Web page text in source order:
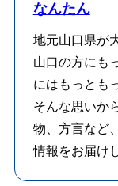
なんたん
地元山口県が
山口の方にも
にはもっとも
そんな思いか
物、方言など
情報をお届け